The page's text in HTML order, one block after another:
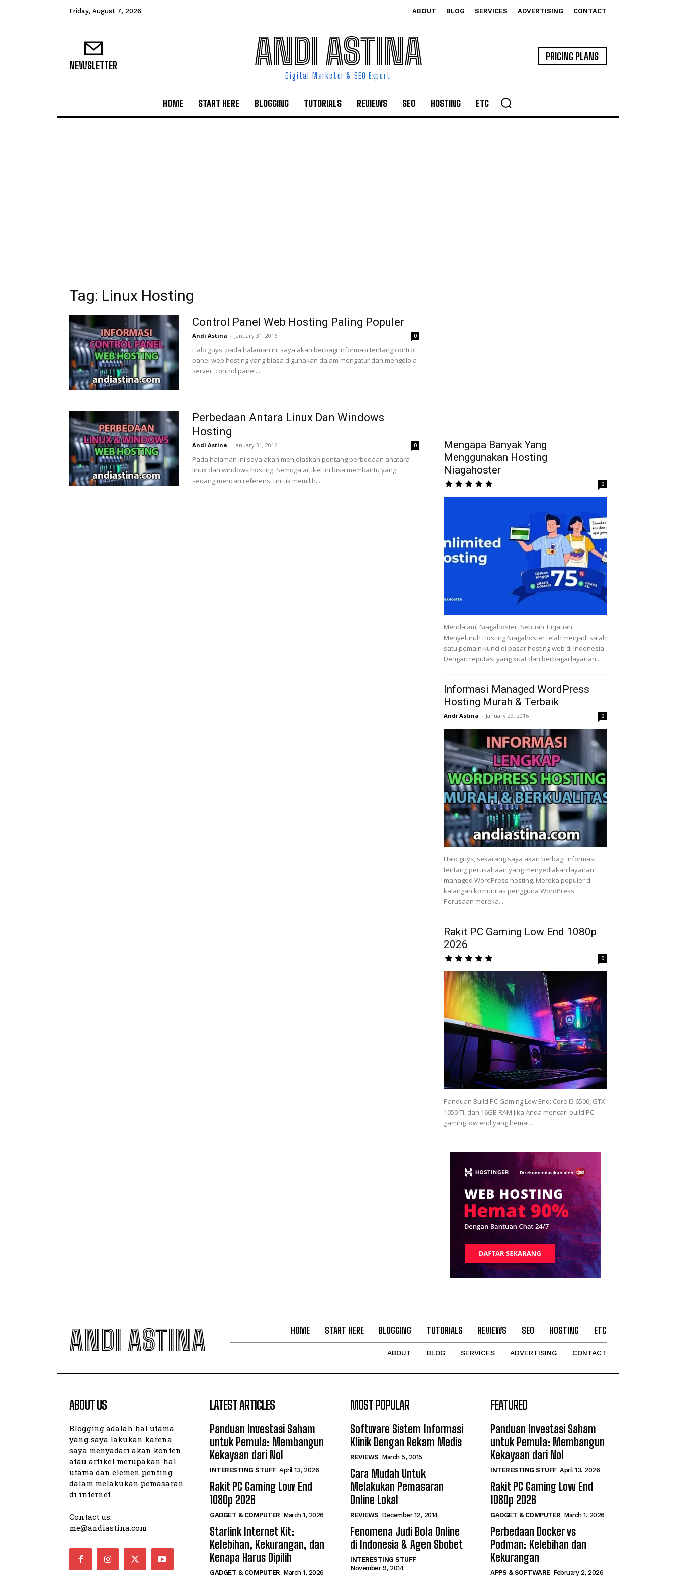
Friday, August 7, 2026 ABOUT BLOG SERVICES ADVERTISING CONTACT
NEWSLETTER ANDI ASTINA
Digital Marketer & SEO Expert
PRICING PLANS
HOME START HERE BLOGGING TUTORIALS REVIEWS SEO HOSTING ETC
Tag: Linux Hosting
Control Panel Web Hosting Paling Populer
Andi Astina - January 31, 2016 0
Halo guys, pada halaman ini saya akan berbagi informasi tentang control
panel web hosting yang biasa digunakan dalam mengatur dan mengelola
server, control panel...
Perbedaan Antara Linux Dan Windows
Hosting
Andi Astina - January 31, 2016 0
Pada halaman ini saya akan menjelaskan pentang perbedaan anatara
linux dan windows hosting. Semoga artikel ini bisa membantu yang
sedang mencari referensi untuk memilih...
Mengapa Banyak Yang
Menggunakan Hosting
Niagahoster
0
Mendalami Niagahoster: Sebuah Tinjauan
Menyeluruh Hosting Niagahoster telah menjadi salah
satu pemain kunci di pasar hosting web di Indonesia.
Dengan reputasi yang kuat dan berbagai layanan...
Informasi Managed WordPress
Hosting Murah & Terbaik
Andi Astina - January 29, 2016 0
Halo guys, sekarang saya akan berbagi informasi
tentang perusahaan yang menyediakan layanan
managed WordPress hosting. Mereka populer di
kalangan komunitas pengguna WordPress.
Perusaan mereka...
Rakit PC Gaming Low End 1080p
2026
0
Panduan Build PC Gaming Low End: Core i5 6500, GTX
1050 Ti, dan 16GB RAM Jika Anda mencari build PC
gaming low end yang hemat...
ANDI ASTINA HOME START HERE BLOGGING TUTORIALS REVIEWS SEO HOSTING ETC
ABOUT BLOG SERVICES ADVERTISING CONTACT
ABOUT US
Blogging adalah hal utama
yang saya lakukan karena
saya menyadari akan konten
atau artikel merupakan hal
utama dan elemen penting
dalam melakukan pemasaran
di internet.
Contact us:
me@andiastina.com
LATEST ARTICLES
Panduan Investasi Saham
untuk Pemula: Membangun
Kekayaan dari Nol
INTERESTING STUFF April 13, 2026
Rakit PC Gaming Low End
1080p 2026
GADGET & COMPUTER March 1, 2026
Starlink Internet Kit:
Kelebihan, Kekurangan, dan
Kenapa Harus Dipilih
GADGET & COMPUTER March 1, 2026
MOST POPULAR
Software Sistem Informasi
Klinik Dengan Rekam Medis
REVIEWS March 5, 2015
Cara Mudah Untuk
Melakukan Pemasaran
Online Lokal
REVIEWS December 12, 2014
Fenomena Judi Bola Online
di Indonesia & Agen Sbobet
INTERESTING STUFF
November 9, 2014
FEATURED
Panduan Investasi Saham
untuk Pemula: Membangun
Kekayaan dari Nol
INTERESTING STUFF April 13, 2026
Rakit PC Gaming Low End
1080p 2026
GADGET & COMPUTER March 1, 2026
Perbedaan Docker vs
Podman: Kelebihan dan
Kekurangan
APPS & SOFTWARE February 2, 2026